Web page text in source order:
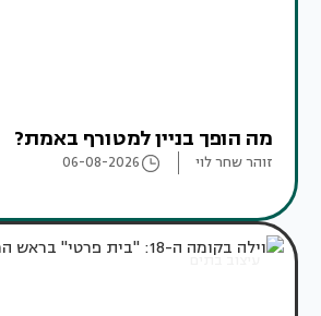
מה הופך בניין למטורף באמת?
זוהר שחר לוי 06-08-2026
עיצוב בתים